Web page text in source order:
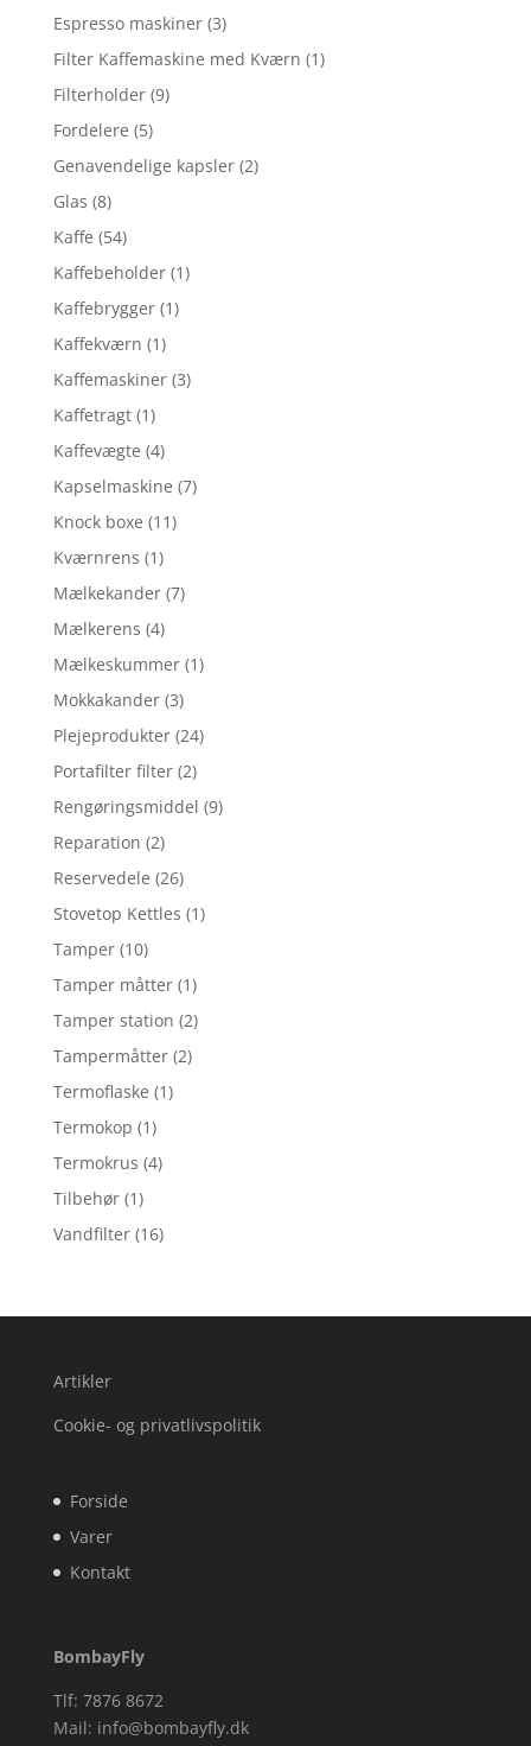
Espresso maskiner (3)
Filter Kaffemaskine med Kværn (1)
Filterholder (9)
Fordelere (5)
Genavendelige kapsler (2)
Glas (8)
Kaffe (54)
Kaffebeholder (1)
Kaffebrygger (1)
Kaffekværn (1)
Kaffemaskiner (3)
Kaffetragt (1)
Kaffevægte (4)
Kapselmaskine (7)
Knock boxe (11)
Kværnrens (1)
Mælkekander (7)
Mælkerens (4)
Mælkeskummer (1)
Mokkakander (3)
Plejeprodukter (24)
Portafilter filter (2)
Rengøringsmiddel (9)
Reparation (2)
Reservedele (26)
Stovetop Kettles (1)
Tamper (10)
Tamper måtter (1)
Tamper station (2)
Tampermåtter (2)
Termoflaske (1)
Termokop (1)
Termokrus (4)
Tilbehør (1)
Vandfilter (16)
Artikler
Cookie- og privatlivspolitik
Forside
Varer
Kontakt
BombayFly
Tlf: 7876 8672
Mail: info@bombayfly.dk